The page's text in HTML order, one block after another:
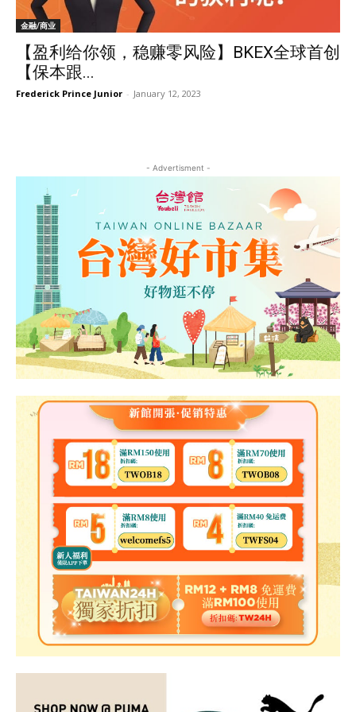
金融/商业
【盈利给你领，稳赚零风险】BKEX全球首创
【保本跟...
Frederick Prince Junior - January 12, 2023
- Advertisment -